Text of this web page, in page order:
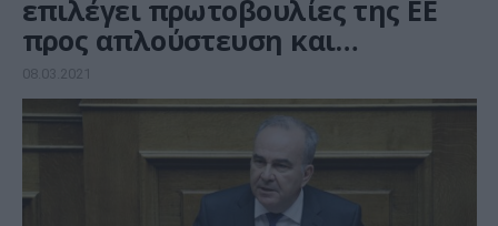
επιλέγει πρωτοβουλίες της ΕΕ
προς απλούστευση και
εκσυγχρονισμό
08.03.2021